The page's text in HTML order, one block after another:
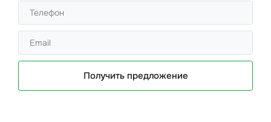
Получить предложение